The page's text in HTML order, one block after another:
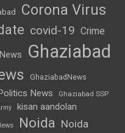
Corona Virus
covid-19 Crime
Ghaziabad
GhaziabadNews
News Ghaziabad SSP
kisan aandolan
Noida Noida